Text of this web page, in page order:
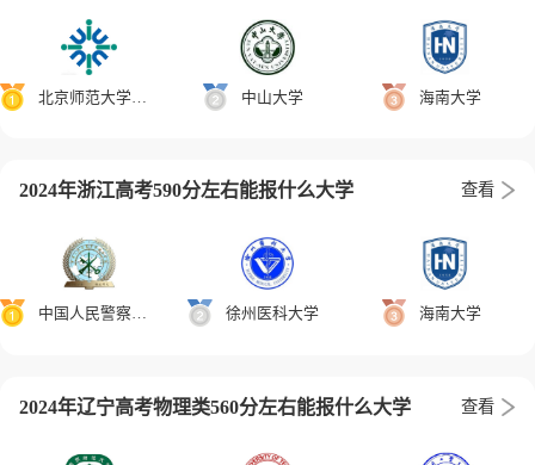
北京师范大学-香港浸会大学联合国际学院 中山大学 海南大学
2024年浙江高考590分左右能报什么大学 查看
中国人民警察大学 徐州医科大学 海南大学
2024年辽宁高考物理类560分左右能报什么大学 查看